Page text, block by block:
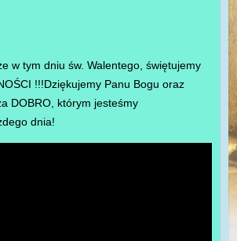
w tym dniu św. Walentego, świętujemy
!!!Dziękujemy Panu Bogu oraz
DOBRO, którym jesteśmy
dnia!